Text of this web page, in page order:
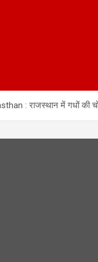
: राजस्थान में गधों की